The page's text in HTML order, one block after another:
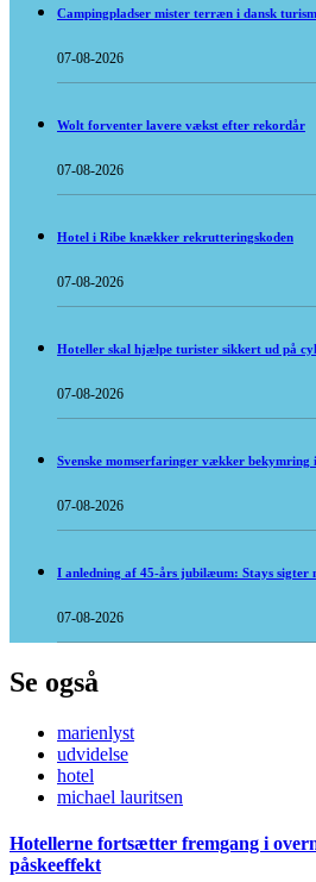
Campingpladser mister terræn i dansk
07-08-2026
Wolt forventer lavere vækst efter rekordår
07-08-2026
Hotel i Ribe knækker rekrutteringskoden
07-08-2026
Hoteller skal hjælpe turister sikkert ud på
07-08-2026
Svenske momserfaringer vækker bekymring
07-08-2026
I anledning af 45-års jubilæum: Stays sigter
07-08-2026
Se også
marienlyst
udvidelse
hotel
michael lauritsen
Hotellerne fortsætter fremgang i
påskeeffekt